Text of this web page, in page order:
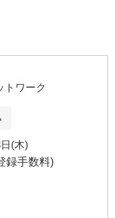
トワーク
(木)
録手数料)